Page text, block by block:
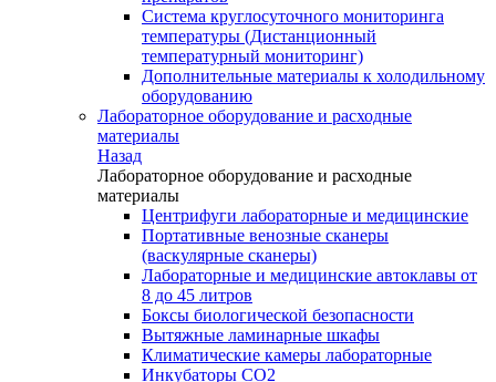
Система круглосуточного мониторинга
температуры (Дистанционный
температурный мониторинг)
Дополнительные материалы к холодильному
оборудованию
Лабораторное оборудование и расходные
материалы
Назад
Лабораторное оборудование и расходные
материалы
Центрифуги лабораторные и медицинские
Портативные венозные сканеры
(васкулярные сканеры)
Лабораторные и медицинские автоклавы от
8 до 45 литров
Боксы биологической безопасности
Вытяжные ламинарные шкафы
Климатические камеры лабораторные
Инкубаторы СО2